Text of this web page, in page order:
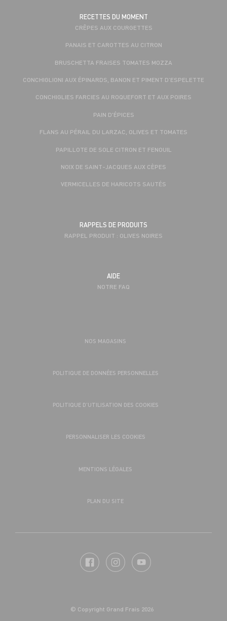
RECETTES DU MOMENT
CRÊPES AUX COURGETTES
PANAIS ET CAROTTES AU CITRON
BRUSCHETTA FRAISES TOMATES MOZZA
CONCHIGLIONI AUX ÉPINARDS, BANON ET PIMENT D’ESPELETTE
CONCHIGLIES FARCIES AU ROQUEFORT ET AUX POIRES
PAIN D'ÉPICES
FLANS AU PÉRAIL DU LARZAC, OLIVES ET TOMATES
PAPILLOTE DE SOLE CITRON ET FENOUIL
NOIX DE SAINT-JACQUES AUX CÈPES
VERMICELLES DE HARICOTS SAUTÉS
RAPPELS DE PRODUITS
RAPPEL PRODUIT : OLIVES NOIRES
AIDE
NOTRE FAQ
NOS MAGASINS
POLITIQUE DE DONNÉES PERSONNELLES
POLITIQUE D’UTILISATION DES COOKIES
PERSONNALISER LES COOKIES
MENTIONS LÉGALES
PLAN DU SITE
© Copyright Grand Frais 2026